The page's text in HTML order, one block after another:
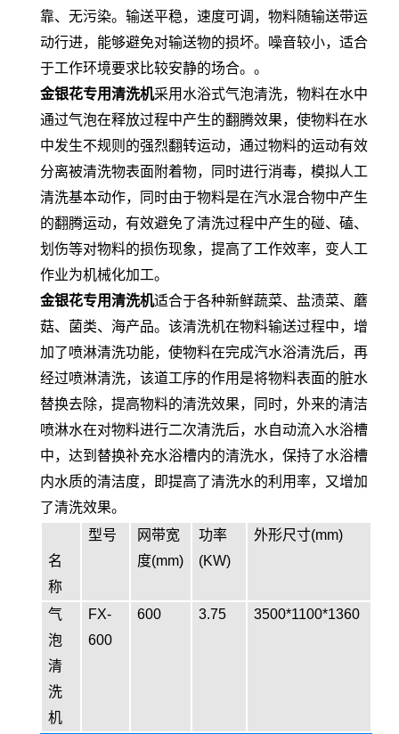
靠、无污染。输送平稳，速度可调，物料随输送带运
动行进，能够避免对输送物的损坏。噪音较小，适合
于工作环境要求比较安静的场合。。
金银花专用清洗机采用水浴式气泡清洗，物料在水中
通过气泡在释放过程中产生的翻腾效果，使物料在水
中发生不规则的强烈翻转运动，通过物料的运动有效
分离被清洗物表面附着物，同时进行消毒，模拟人工
清洗基本动作，同时由于物料是在汽水混合物中产生
的翻腾运动，有效避免了清洗过程中产生的碰、磕、
划伤等对物料的损伤现象，提高了工作效率，变人工
作业为机械化加工。
金银花专用清洗机适合于各种新鲜蔬菜、盐渍菜、蘑
菇、菌类、海产品。该清洗机在物料输送过程中，增
加了喷淋清洗功能，使物料在完成汽水浴清洗后，再
经过喷淋清洗，该道工序的作用是将物料表面的脏水
替换去除，提高物料的清洗效果，同时，外来的清洁
喷淋水在对物料进行二次清洗后，水自动流入水浴槽
中，达到替换补充水浴槽内的清洗水，保持了水浴槽
内水质的清洁度，即提高了清洗水的利用率，又增加
了清洗效果。
名
称
型号
网带宽
度(mm)
功率
(KW)
外形尺寸(mm)
气
泡
清
洗
机
FX-
600
600 3.75 3500*1100*1360